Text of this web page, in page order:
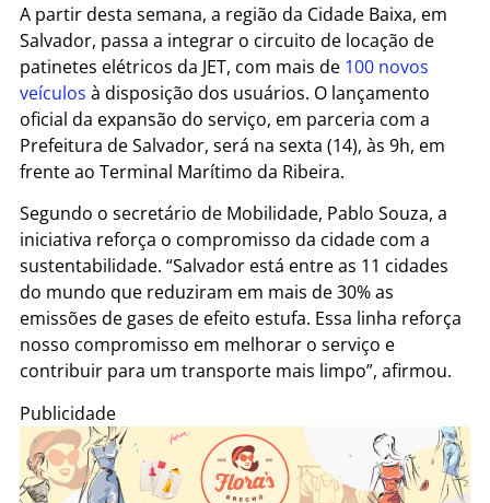
A partir desta semana, a região da Cidade Baixa, em
Salvador, passa a integrar o circuito de locação de
patinetes elétricos da JET, com mais de 100 novos
veículos à disposição dos usuários. O lançamento
oficial da expansão do serviço, em parceria com a
Prefeitura de Salvador, será na sexta (14), às 9h, em
frente ao Terminal Marítimo da Ribeira.
Segundo o secretário de Mobilidade, Pablo Souza, a
iniciativa reforça o compromisso da cidade com a
sustentabilidade. “Salvador está entre as 11 cidades
do mundo que reduziram em mais de 30% as
emissões de gases de efeito estufa. Essa linha reforça
nosso compromisso em melhorar o serviço e
contribuir para um transporte mais limpo”, afirmou.
Publicidade